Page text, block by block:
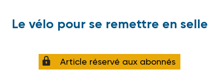
Le vélo pour se remettre en selle
Article réservé aux abonnés